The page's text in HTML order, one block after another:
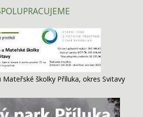
školky Příluka, okres Svitavy